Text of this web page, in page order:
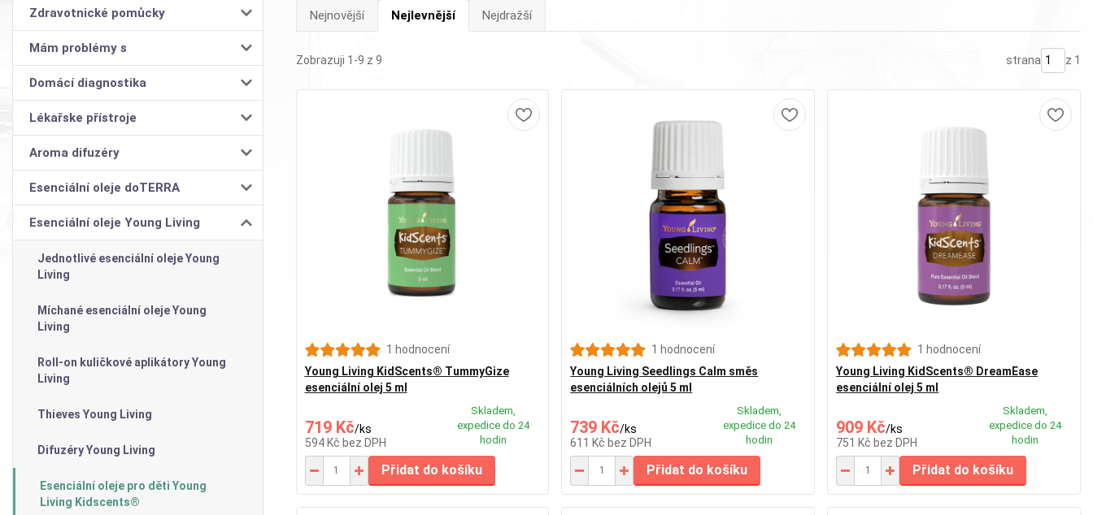
Zdravotnické pomůcky
Mám problémy s
Domácí diagnostika
Lékařske přístroje
Aroma difuzéry
Esenciální oleje doTERRA
Esenciální oleje Young Living
Jednotlivé esenciální oleje Young
Living
Míchané esenciální oleje Young
Living
Roll-on kuličkové aplikátory Young
Living
Thieves Young Living
Difuzéry Young Living
Esenciální oleje pro děti Young
Living Kidscents®
Nejnovější Nejlevnější Nejdražší
Zobrazuji 1-9 z 9 strana z 1
1 hodnocení
Young Living KidScents® TummyGize
esenciální olej 5 ml
719 Kč/ks
594 Kč bez DPH
Skladem,
expedice do 24
hodin
Přidat do košíku
1 hodnocení
Young Living Seedlings Calm směs
esenciálních olejů 5 ml
739 Kč/ks
611 Kčbez DPH
Skladem,
expedice do 24
hodin
Přidat do košíku
1 hodnocení
Young Living KidScents® DreamEase
esenciální olej 5 ml
909 Kč/ks
751 Kčbez DPH
Skladem,
expedice do 24
hodin
Přidat do košíku